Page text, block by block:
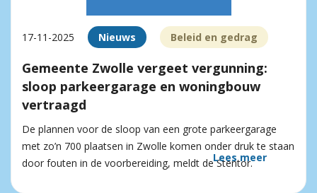
17-11-2025 Nieuws Beleid en gedrag
Gemeente Zwolle vergeet vergunning:
sloop parkeergarage en woningbouw
vertraagd
De plannen voor de sloop van een grote parkeergarage
met zo’n 700 plaatsen in Zwolle komen onder druk te staan
door fouten in de voorbereiding, meldt de Stentor.
Lees meer